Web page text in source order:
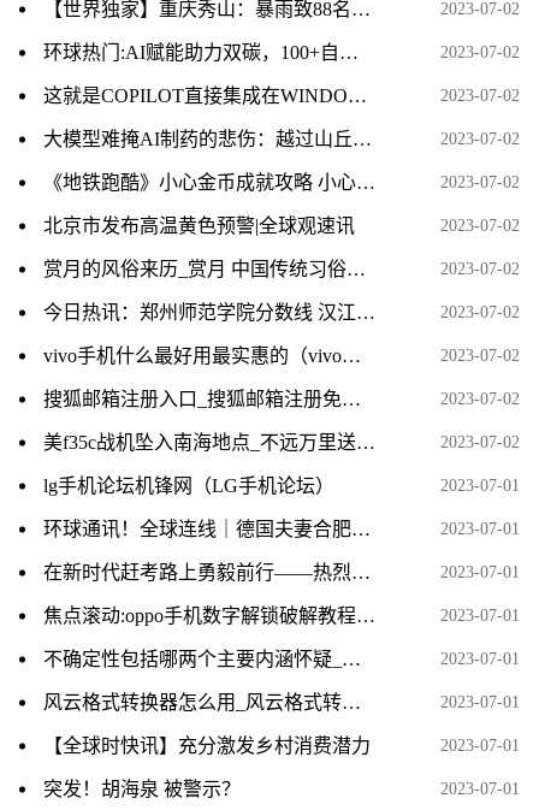
【世界独家】重庆秀山：暴雨致88名村民被困 已连夜转移无人员受伤 2023-07-02
环球热门:AI赋能助力双碳，100+自主知识产权打造国内第一个“引领级”超高能效无人值守冷站 2023-07-02
这就是COPILOT直接集成在WINDOWS中的工作原理 2023-07-02
大模型难掩AI制药的悲伤：越过山丘，无人等候_天天热文 2023-07-02
《地铁跑酷》小心金币成就攻略 小心金币获取25万方法-全球动态 2023-07-02
北京市发布高温黄色预警|全球观速讯 2023-07-02
赏月的风俗来历_赏月 中国传统习俗相关内容简介介绍 2023-07-02
今日热讯：郑州师范学院分数线 汉江师范学院分数线 2023-07-02
vivo手机什么最好用最实惠的（vivo手机什么最好用最实惠）-世界微资讯 2023-07-02
搜狐邮箱注册入口_搜狐邮箱注册免费注册-新动态 2023-07-02
美f35c战机坠入南海地点_不远万里送人头_热门看点 2023-07-02
lg手机论坛机锋网（LG手机论坛） 2023-07-01
环球通讯！全球连线｜德国夫妻合肥安家：把家乡味道带到中国来 2023-07-01
在新时代赶考路上勇毅前行——热烈庆祝中国共产党成立102周年 世界热闻 2023-07-01
焦点滚动:oppo手机数字解锁破解教程_oppo手机数字密码破解 2023-07-01
不确定性包括哪两个主要内涵怀疑_不确定性包括哪两个主要内涵 2023-07-01
风云格式转换器怎么用_风云格式转换器 2023-07-01
【全球时快讯】充分激发乡村消费潜力 2023-07-01
突发！胡海泉 被警示？ 2023-07-01